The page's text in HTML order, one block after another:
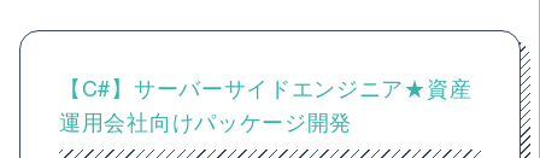
【C#】サーバーサイドエンジニア★資産
運用会社向けパッケージ開発